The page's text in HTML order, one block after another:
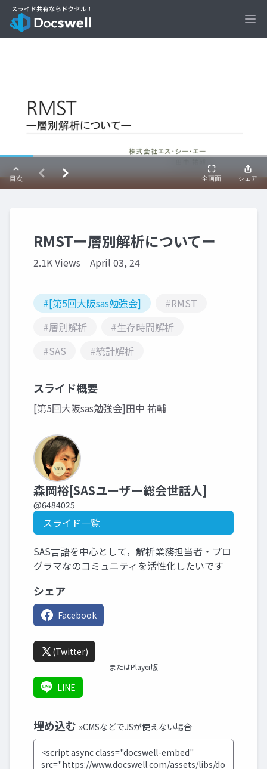
RMSTー層別解析についてー
2.1K Views April 03, 24
#[第5回大阪sas勉強会]
#RMST
#層別解析
#生存時間解析
#SAS
#統計解析
スライド概要
[第5回大阪sas勉強会]田中 祐輔
森岡裕[SASユーザー総会世話人]
@6484025
スライド一覧
SAS言語を中心として，解析業務担当者・プロ
グラマなのコミュニティを活性化したいです
シェア
Facebook
(Twitter)
またはPlayer版
LINE
埋め込む »CMSなどでJSが使えない場合